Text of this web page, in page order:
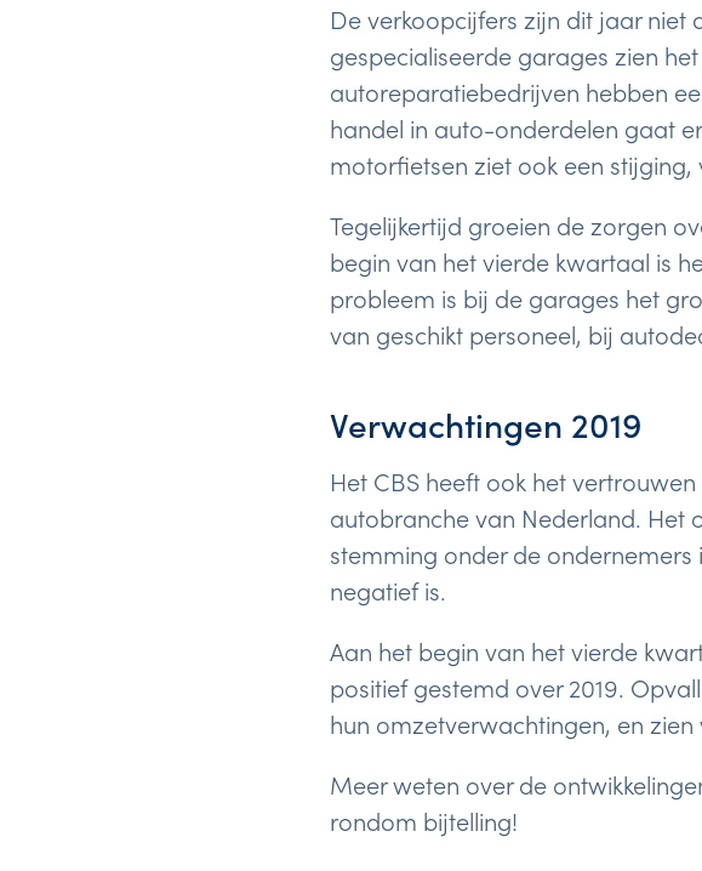
De verkoopcijfers zijn dit jaar niet
gespecialiseerde garages zien
autoreparatiebedrijven hebben
handel in auto-onderdelen gaat
motorfietsen ziet ook een stijging,
Tegelijkertijd groeien de zorgen
begin van het vierde kwartaal is
probleem is bij de garages het
van geschikt personeel, bij
Verwachtingen 2019
Het CBS heeft ook het
autobranche van Nederland. Het
stemming onder de
negatief is.
Aan het begin van het vierde
positief gestemd over 2019.
hun omzetverwachtingen, en
Meer weten over de
rondom bijtelling!